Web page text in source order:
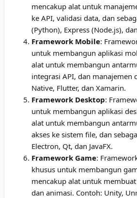
mencakup alat untuk
ke API, validasi data, dan
(Python), Express (Node.js),
Framework Mobile:
untuk membangun aplikasi
alat untuk membangun
integrasi API, dan manajemen
Native, Flutter, dan Xamarin.
Framework Desktop:
untuk membangun aplikasi
alat untuk membangun
akses ke sistem file, dan
Electron, Qt, dan JavaFX.
Framework Game:
khusus untuk membangun
mencakup alat untuk
dan animasi. Contoh: Unity,